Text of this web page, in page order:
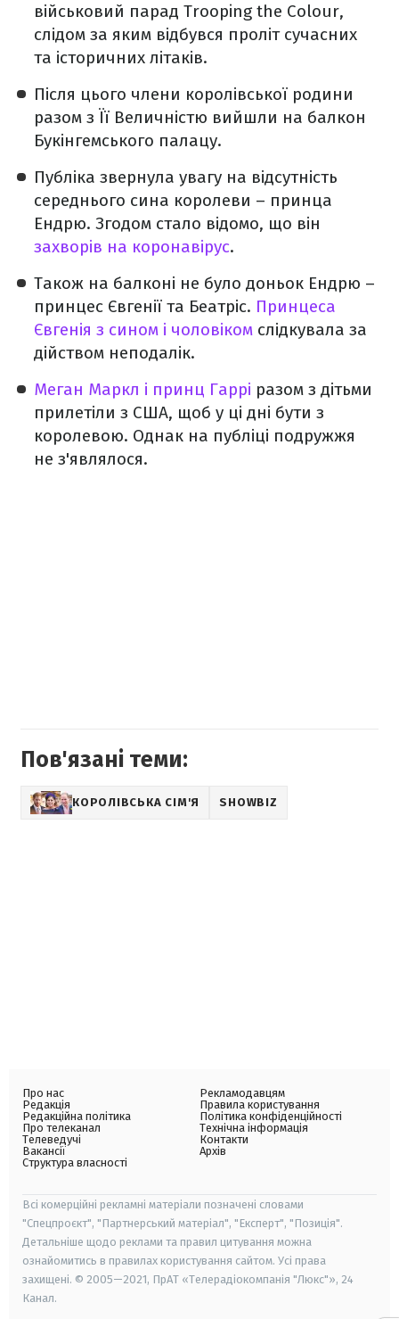
військовий парад Trooping the Colour,
слідом за яким відбувся проліт сучасних
та історичних літаків.
Після цього члени королівської родини
разом з Її Величністю вийшли на балкон
Букінгемського палацу.
Публіка звернула увагу на відсутність
середнього сина королеви – принца
Ендрю. Згодом стало відомо, що він
захворів на коронавірус.
Також на балконі не було доньок Ендрю –
принцес Євгенії та Беатріс. Принцеса
Євгенія з сином і чоловіком слідкувала за
дійством неподалік.
Меган Маркл і принц Гаррі разом з дітьми
прилетіли з США, щоб у ці дні бути з
королевою. Однак на публіці подружжя
не з'являлося.
Пов'язані теми:
КОРОЛІВСЬКА СІМ'Я SHOWBIZ
Про нас
Редакція
Редакційна політика
Про телеканал
Телеведучі
Вакансії
Структура власності
Рекламодавцям
Правила користування
Політика конфіденційності
Технічна інформація
Контакти
Архів
Всі комерційні рекламні матеріали позначені словами
"Спецпроєкт", "Партнерський матеріал", "Експерт", "Позиція".
Детальніше щодо реклами та правил цитування можна
ознайомитись в правилах користування сайтом. Усі права
захищені. © 2005—2021, ПрАТ «Телерадіокомпанія "Люкс"», 24
Канал.